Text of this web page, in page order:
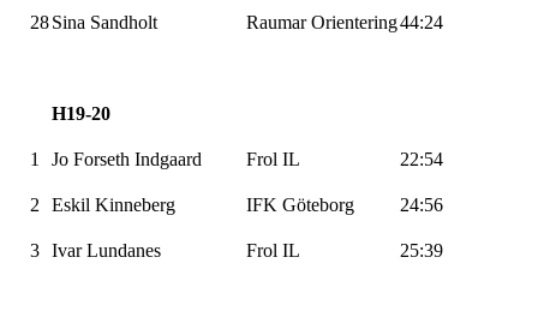
28Sina Sandholt RaumarOrientering44:24
H19-20
1 Jo Forseth Indgaard Frol IL 22:54
2 Eskil Kinneberg IFK Göteborg 24:56
3 IvarLundanes Frol IL 25:39